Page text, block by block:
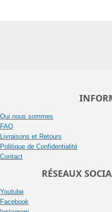
Qui nous sommes
FAQ
Livraisons et Retours
Politique de Confidentialité
Contact
RÉSEAUX
Youtube
Facebook